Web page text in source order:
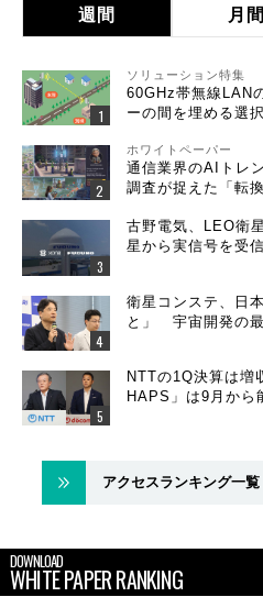
週間 月間
ソリューション特集
60GHz帯無線LAN
ーの間を埋める選
ホワイトペーパー
通信業界のAIトレ
調査が捉えた「転換
古野電気、LEO衛
星から実信号を受信
衛星コンステ、日
と」 宇宙開発の
NTTの1Q決算は
HAPS」は9月から
アクセスランキング一覧
DOWNLOAD
WHITE PAPER RANKING